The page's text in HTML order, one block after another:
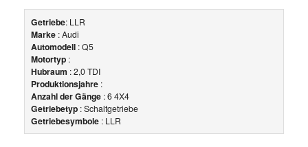
Getriebe: LLR
Marke : Audi
Automodell : Q5
Motortyp :
Hubraum : 2,0 TDI
Produktionsjahre :
Anzahl der Gänge : 6 4X4
Getriebetyp : Schaltgetriebe
Getriebesymbole : LLR